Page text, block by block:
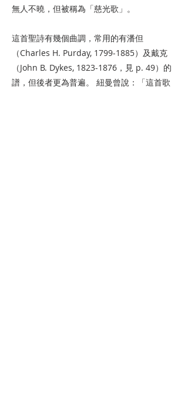
無人不曉，但被稱為「慈光歌」。
這首聖詩有幾個曲調，常用的有潘但
（Charles H. Purday, 1799-1885）及戴克
（John B. Dykes, 1823-1876 ，見 p. 49）的
譜，但後者更為普遍。 紐曼曾說：「這首歌